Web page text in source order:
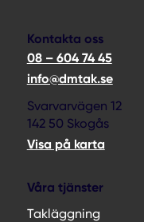
Kontakta oss
08 – 604 74 45
info@dmtak.se
Svarvarvägen 12
142 50 Skogås
Visa på karta
Våra tjänster
Takläggning